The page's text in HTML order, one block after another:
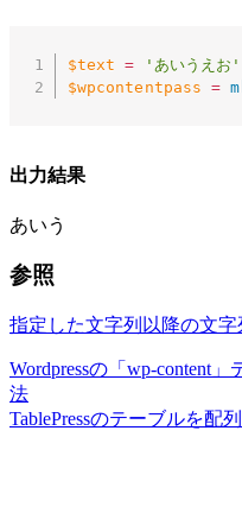
$text = 'あいうえお'
$wpcontentpass
=
出力結果
あいう
参照
指定した文字列以降の文
Wordpressの「wp-content
法
TablePressのテーブルを配